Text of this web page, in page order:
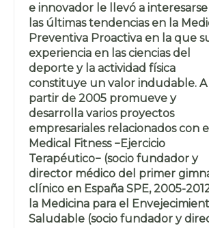
e innovador le llevó a
las últimas tendencias en la
Preventiva Proactiva en la que
experiencia en las ciencias del
deporte y la actividad física
constituye un valor indudable. A
partir de 2005 promueve y
desarrolla varios proyectos
empresariales relacionados con el
Medical Fitness −Ejercicio
Terapéutico− (socio fundador y
director médico del primer
clínico en España SPE, 2005-
la Medicina para el
Saludable (socio fundador y